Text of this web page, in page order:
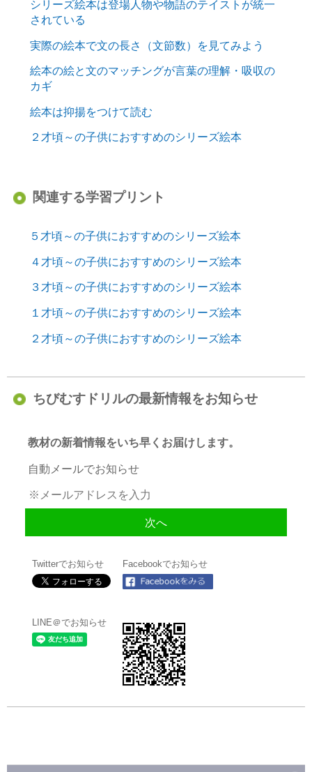
シリーズ絵本は登場人物や物語のテイストが統一
されている
実際の絵本で文の長さ（文節数）を見てみよう
絵本の絵と文のマッチングが言葉の理解・吸収の
カギ
絵本は抑揚をつけて読む
２才頃～の子供におすすめのシリーズ絵本
関連する学習プリント
５才頃～の子供におすすめのシリーズ絵本
４才頃～の子供におすすめのシリーズ絵本
３才頃～の子供におすすめのシリーズ絵本
１才頃～の子供におすすめのシリーズ絵本
２才頃～の子供におすすめのシリーズ絵本
ちびむすドリルの最新情報をお知らせ
教材の新着情報をいち早くお届けします。
自動メールでお知らせ
Twitterでお知らせ Facebookでお知らせ
LINE＠でお知らせ